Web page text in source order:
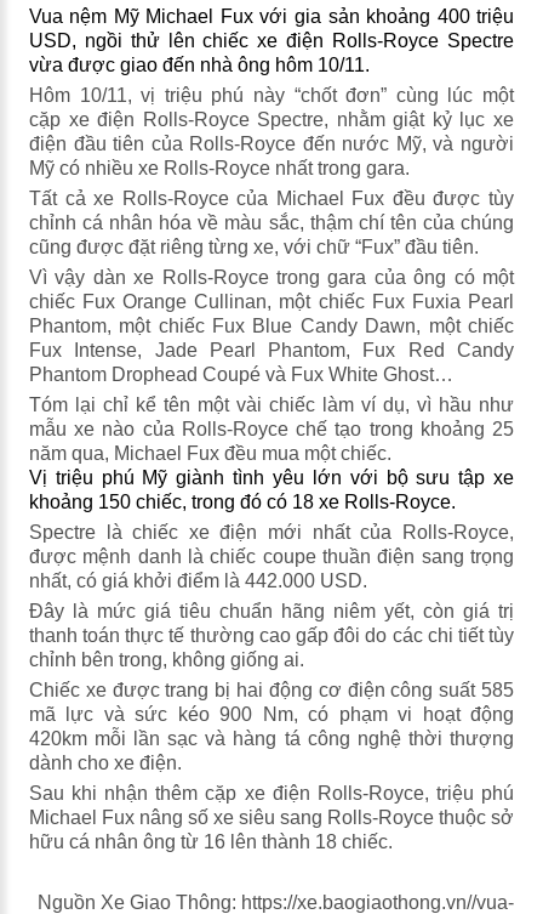
Vua nệm Mỹ Michael Fux với gia sản khoảng 400 triệu
USD, ngồi thử lên chiếc xe điện Rolls-Royce Spectre
vừa được giao đến nhà ông hôm 10/11.
Hôm 10/11, vị triệu phú này “chốt đơn” cùng lúc một
cặp xe điện Rolls-Royce Spectre, nhằm giật kỷ lục xe
điện đầu tiên của Rolls-Royce đến nước Mỹ, và người
Mỹ có nhiều xe Rolls-Royce nhất trong gara.
Tất cả xe Rolls-Royce của Michael Fux đều được tùy
chỉnh cá nhân hóa về màu sắc, thậm chí tên của chúng
cũng được đặt riêng từng xe, với chữ “Fux” đầu tiên.
Vì vậy dàn xe Rolls-Royce trong gara của ông có một
chiếc Fux Orange Cullinan, một chiếc Fux Fuxia Pearl
Phantom, một chiếc Fux Blue Candy Dawn, một chiếc
Fux Intense, Jade Pearl Phantom, Fux Red Candy
Phantom Drophead Coupé và Fux White Ghost…
Tóm lại chỉ kể tên một vài chiếc làm ví dụ, vì hầu như
mẫu xe nào của Rolls-Royce chế tạo trong khoảng 25
năm qua, Michael Fux đều mua một chiếc.
Vị triệu phú Mỹ giành tình yêu lớn với bộ sưu tập xe
khoảng 150 chiếc, trong đó có 18 xe Rolls-Royce.
Spectre là chiếc xe điện mới nhất của Rolls-Royce,
được mệnh danh là chiếc coupe thuần điện sang trọng
nhất, có giá khởi điểm là 442.000 USD.
Đây là mức giá tiêu chuẩn hãng niêm yết, còn giá trị
thanh toán thực tế thường cao gấp đôi do các chi tiết tùy
chỉnh bên trong, không giống ai.
Chiếc xe được trang bị hai động cơ điện công suất 585
mã lực và sức kéo 900 Nm, có phạm vi hoạt động
420km mỗi lần sạc và hàng tá công nghệ thời thượng
dành cho xe điện.
Sau khi nhận thêm cặp xe điện Rolls-Royce, triệu phú
Michael Fux nâng số xe siêu sang Rolls-Royce thuộc sở
hữu cá nhân ông từ 16 lên thành 18 chiếc.
Nguồn Xe Giao Thông: https://xe.baogiaothong.vn//vua-